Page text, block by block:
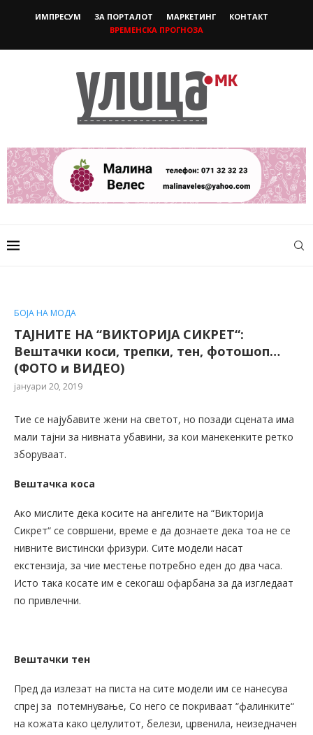
ИМПРЕСУМ ЗА ПОРТАЛОТ МАРКЕТИНГ
КОНТАКТ
ВРЕМЕНСКА ПРОГНОЗА
БОЈА НА МОДА
ТАЈНИТЕ НА “ВИКТОРИЈА СИКРЕТ“:
Вештачки коси, трепки, тен, фотошоп…
(ФОТО и ВИДЕО)
јануари 20, 2019
Тие се најубавите жени на светот, но позади сцената има
мали тајни за нивната убавини, за кои манекенките ретко
зборуваат.
Вештачка коса
Ако мислите дека косите на ангелите на “Викторија
Сикрет“ се совршени, време е да дознаете дека тоа не се
нивните вистински фризури. Сите модели насат
екстензија, за чие местење потребно еден до два часа.
Исто така косате им е секогаш офарбана за да изгледаат
по привлечни.
Вештачки тен
Пред да излезат на писта на сите модели им се нанесува
спреј за потемнување, Со него се покриваат “фалинките“
на кожата како целулитот, белези, црвенила, неизедначен